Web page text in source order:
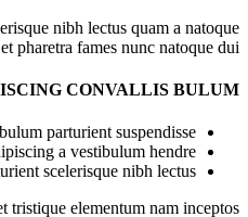
nibh lectus quam a natoque
pharetra fames nunc natoque dui.
CONVALLIS BULUM
parturient suspendisse.
a vestibulum hendre.
scelerisque nibh lectus.
tristique elementum nam inceptos